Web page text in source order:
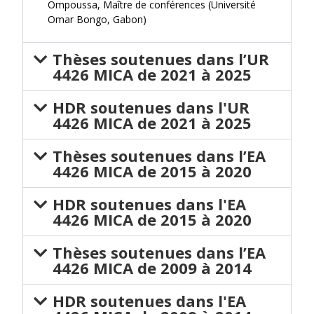
Ompoussa, Maître de conférences (Université
Omar Bongo, Gabon)
Thèses soutenues dans l’UR
4426 MICA de 2021 à 2025
HDR soutenues dans l'UR
4426 MICA de 2021 à 2025
Thèses soutenues dans l’EA
4426 MICA de 2015 à 2020
HDR soutenues dans l'EA
4426 MICA de 2015 à 2020
Thèses soutenues dans l’EA
4426 MICA de 2009 à 2014
HDR soutenues dans l'EA